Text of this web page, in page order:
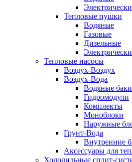
Тепловые пушки
Водяные
Газовые
Дизельные
Тепловые насосы
Воздух-Воздух
Воздух-Вода
Водяные баки
Гидромодули
Комплекты
Моноблоки
Наружные
Грунт-Вода
Внутренние
Аксессуары для
Холодильные сплит-